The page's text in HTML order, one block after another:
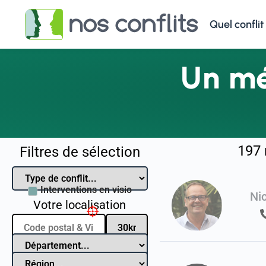
Quel conflit
Un
Filtres de sélection
Interventions en visio
Votre localisation
197